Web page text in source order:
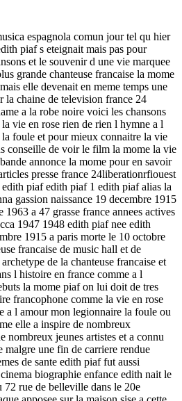
espagnola comun jour tel qu hier
piaf s eteignait mais pas pour
et le souvenir d une vie marquee
grande chanteuse francaise la mome
elle devenait en meme temps une
la chaine de television france 24
a la robe noire voici les chansons
vie en rose rien de rien l hymne a l
foule et pour mieux connaitre la vie
conseille de voir le film la mome la vie
annonce la mome pour en savoir
presse france 24liberationrfiouest
piaf edith piaf 1 edith piaf alias la
gassion naissance 19 decembre 1915
1963 a 47 grasse france annees actives
1947 1948 edith piaf nee edith
1915 a paris morte le 10 octobre
francaise de music hall et de
de la chanteuse francaise et
l histoire en france comme a l
la mome piaf on lui doit de tres
francophone comme la vie en rose
a l amour mon legionnaire la foule ou
elle a inspire de nombreux
nombreux jeunes artistes et a connu
malgre une fin de carriere rendue
de sante edith piaf fut aussi
biographie enfance edith nait le
72 rue de belleville dans le 20e